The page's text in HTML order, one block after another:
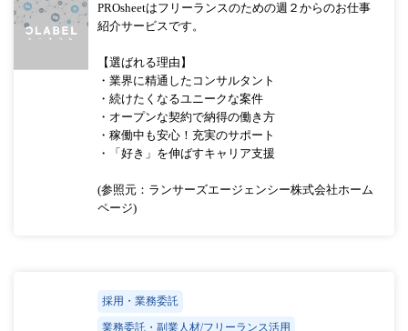
PROsheetはフリーランスのための週２からのお仕事
紹介サービスです。
【選ばれる理由】
・業界に精通したコンサルタント
・続けたくなるユニークな案件
・オープンな契約で納得の働き方
・稼働中も安心！充実のサポート
・「好き」を伸ばすキャリア支援
(参照元：ランサーズエージェンシー株式会社ホーム
ページ)
採用・業務委託
業務委託・副業人材/フリーランス活用